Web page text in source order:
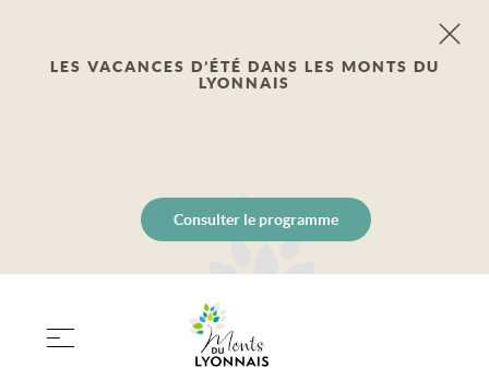
LES VACANCES D’ÉTÉ DANS LES MONTS DU
LYONNAIS
Consulter le programme